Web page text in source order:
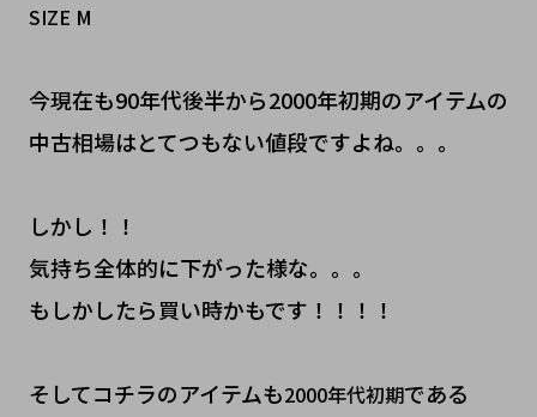
SIZE M
今現在も90年代後半から2000年初期のアイテムの
中古相場はとてつもない値段ですよね。。。
しかし！！
気持ち全体的に下がった様な。。。
もしかしたら買い時かもです！！！！
そしてコチラのアイテムも2000年代初期である